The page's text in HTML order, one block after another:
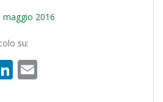
maggio 2016
su:
LinkedIn